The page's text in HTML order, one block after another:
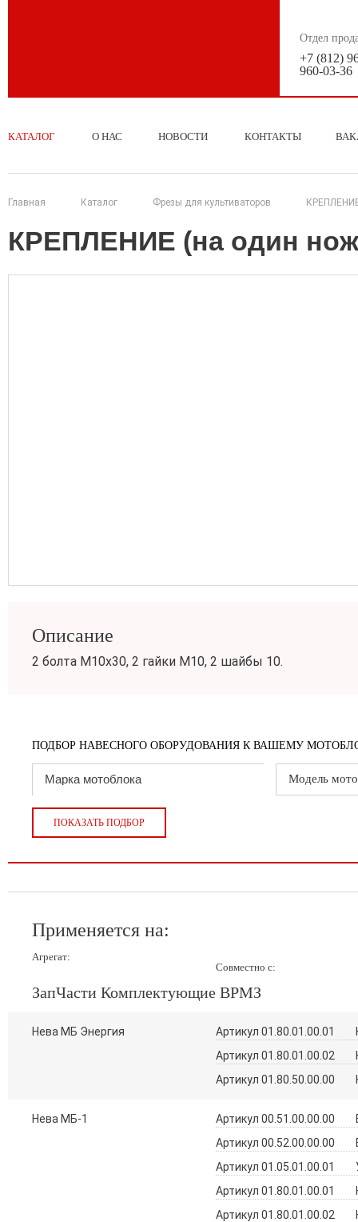
Отдел
+7 (812)
960-03-36
КАТАЛОГ О НАС НОВОСТИ КОНТАКТЫ
Главная Каталог Фрезы для культиваторов
КРЕПЛЕНИЕ (на один
Описание
2 болта М10х30, 2 гайки М10, 2 шайбы 10.
ПОДБОР НАВЕСНОГО ОБОРУДОВАНИЯ К ВАШЕМУ
Модель
ПОКАЗАТЬ ПОДБОР
Применяется на:
Агрегат:
Совместно с:
ЗапЧасти Комплектующие ВРМЗ
Нева МБ Энергия Артикул 01.80.01.00.01
Артикул 01.80.01.00.02
Артикул 01.80.50.00.00
Нева МБ-1 Артикул 00.51.00.00.00
Артикул 00.52.00.00.00
Артикул 01.05.01.00.01
Артикул 01.80.01.00.01
Артикул 01.80.01.00.02